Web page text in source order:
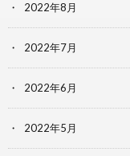
2022年8月
2022年7月
2022年6月
2022年5月